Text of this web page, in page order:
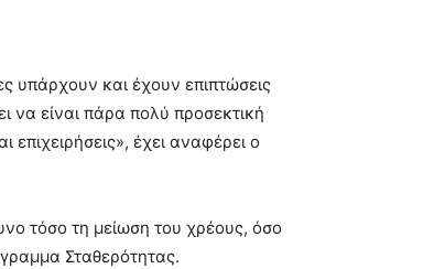
υπάρχουν και έχουν επιπτώσεις
να είναι πάρα πολύ προσεκτική
επιχειρήσεις», έχει αναφέρει ο
τόσο τη μείωση του χρέους, όσο
Σταθερότητας.